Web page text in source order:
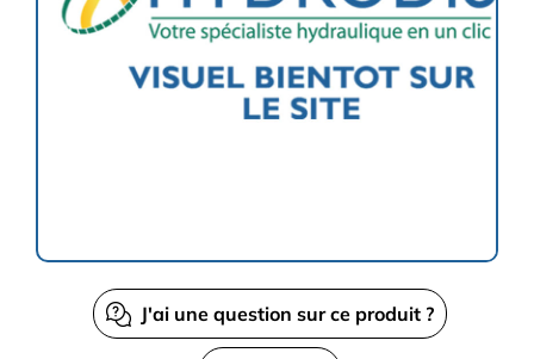
J'ai une question sur ce produit ?